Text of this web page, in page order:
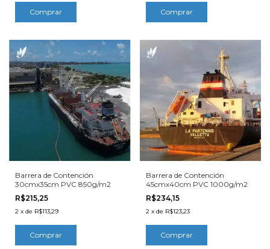
Barrera de Contención
30cmx35cm PVC 850g/m2
R$215,25
2 x de R$113,29
Barrera de Contención
45cmx40cm PVC 1000g/m2
R$234,15
2 x de R$123,23